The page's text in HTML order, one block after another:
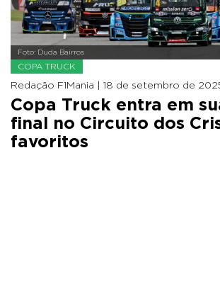
Foto: Duda Bairros
COPA TRUCK
Redação F1Mania | 18 de setembro de 2025
Copa Truck entra em
final no Circuito dos
favoritos